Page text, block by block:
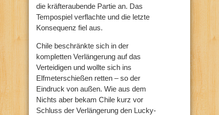
die kräfteraubende Partie an. Das
Tempospiel verflachte und die letzte
Konsequenz fiel aus.
Chile beschränkte sich in der
kompletten Verlängerung auf das
Verteidigen und wollte sich ins
Elfmeterschießen retten – so der
Eindruck von außen. Wie aus dem
Nichts aber bekam Chile kurz vor
Schluss der Verlängerung den Lucky-